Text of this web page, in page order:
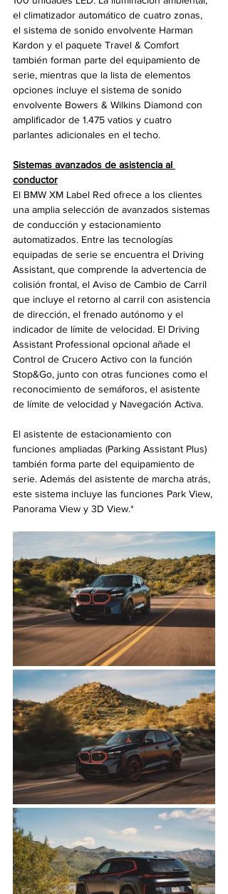
el climatizador automático de cuatro zonas,
el sistema de sonido envolvente Harman
Kardon y el paquete Travel & Comfort
también forman parte del equipamiento de
serie, mientras que la lista de elementos
opciones incluye el sistema de sonido
envolvente Bowers & Wilkins Diamond con
amplificador de 1.475 vatios y cuatro
parlantes adicionales en el techo.
Sistemas avanzados de asistencia al
conductor
El BMW XM Label Red ofrece a los clientes
una amplia selección de avanzados sistemas
de conducción y estacionamiento
automatizados. Entre las tecnologías
equipadas de serie se encuentra el Driving
Assistant, que comprende la advertencia de
colisión frontal, el Aviso de Cambio de Carril
que incluye el retorno al carril con asistencia
de dirección, el frenado autónomo y el
indicador de límite de velocidad. El Driving
Assistant Professional opcional añade el
Control de Crucero Activo con la función
Stop&Go, junto con otras funciones como el
reconocimiento de semáforos, el asistente
de límite de velocidad y Navegación Activa.
El asistente de estacionamiento con
funciones ampliadas (Parking Assistant Plus)
también forma parte del equipamiento de
serie. Además del asistente de marcha atrás,
este sistema incluye las funciones Park View,
Panorama View y 3D View.*